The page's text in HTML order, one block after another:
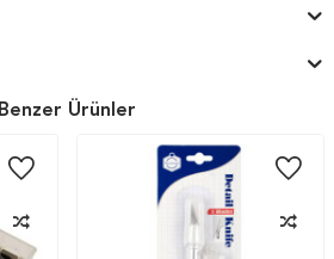
Benzer Ürünler